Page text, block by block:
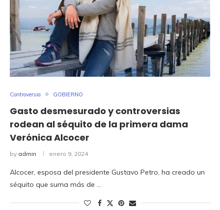
Controversia GOBIERNO
Gasto desmesurado y controversias
rodean al séquito de la primera dama
Verónica Alcocer
by admin enero 9, 2024
Alcocer, esposa del presidente Gustavo Petro, ha creado un
séquito que suma más de …